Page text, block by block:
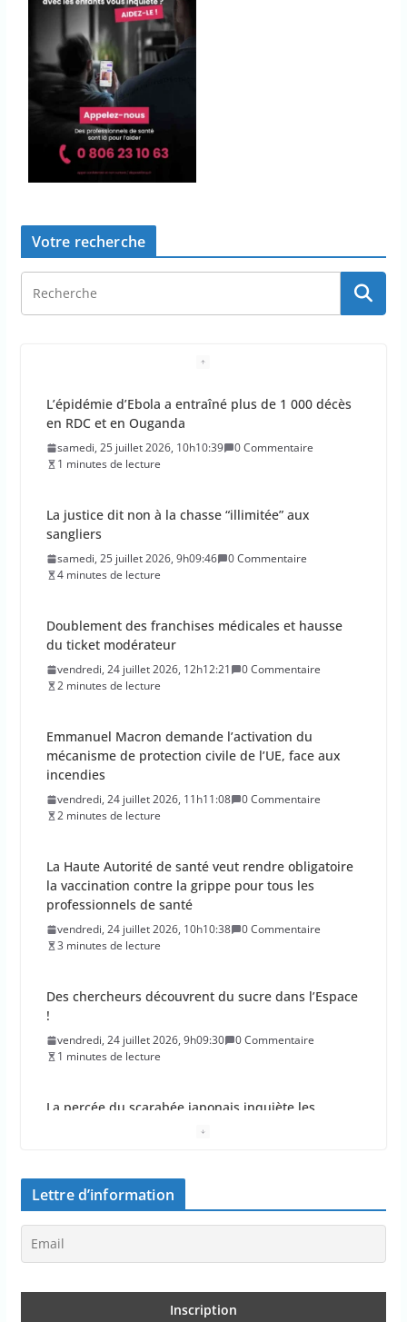
Votre recherche
L’épidémie d’Ebola a entraîné plus de 1 000 décès
en RDC et en Ouganda
samedi, 25 juillet 2026, 10h10:39
0 Commentaire
1 minutes de lecture
La justice dit non à la chasse “illimitée” aux
sangliers
samedi, 25 juillet 2026, 9h09:46
0 Commentaire
4 minutes de lecture
Doublement des franchises médicales et hausse
du ticket modérateur
vendredi, 24 juillet 2026, 12h12:21
0 Commentaire
2 minutes de lecture
Emmanuel Macron demande l’activation du
mécanisme de protection civile de l’UE, face aux
incendies
vendredi, 24 juillet 2026, 11h11:08
0 Commentaire
2 minutes de lecture
La Haute Autorité de santé veut rendre obligatoire
la vaccination contre la grippe pour tous les
professionnels de santé
vendredi, 24 juillet 2026, 10h10:38
0 Commentaire
3 minutes de lecture
Des chercheurs découvrent du sucre dans l’Espace
!
vendredi, 24 juillet 2026, 9h09:30
0 Commentaire
1 minutes de lecture
La percée du scarabée japonais inquiète les
hectares en France
jeudi, 23 juillet 2026, 10h10:30
0 Commentaire
Lettre d’information